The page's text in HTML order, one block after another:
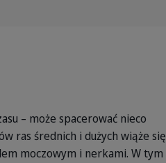
– może spacerować nieco
ras średnich i dużych wiąże się
moczowym i nerkami. W tym